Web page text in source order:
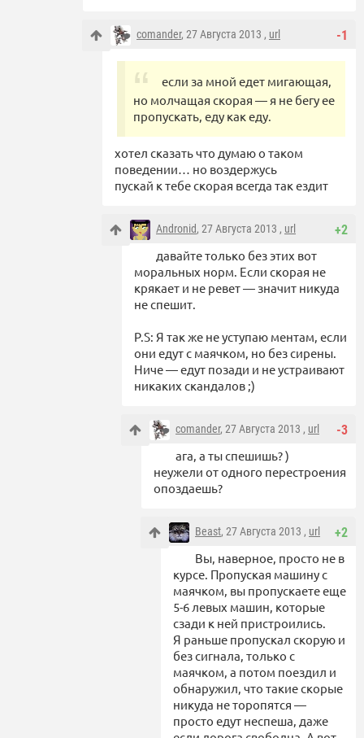
-1
comander, 27 Августа 2013 , url
если за мной едет мигающая,
но молчащая скорая — я не бегу ее
пропускать, еду как еду.
хотел сказать что думаю о таком
поведении… но воздержусь
пускай к тебе скорая всегда так ездит
+2
Andronid, 27 Августа 2013 , url
давайте только без этих вот
моральных норм. Если скорая не
крякает и не ревет — значит никуда
не спешит.
P.S: Я так же не уступаю ментам, если
они едут с маячком, но без сирены.
Ниче — едут позади и не устраивают
никаких скандалов ;)
-3
comander, 27 Августа 2013 , url
ага, а ты спешишь? )
неужели от одного перестроения
опоздаешь?
+2
Beast, 27 Августа 2013 , url
Вы, наверное, просто не в
курсе. Пропуская машину с
маячком, вы пропускаете еще
5-6 левых машин, которые
сзади к ней пристроились.
Я раньше пропускал скорую и
без сигнала, только с
маячком, а потом поездил и
обнаружил, что такие скорые
никуда не торопятся —
просто едут неспеша, даже